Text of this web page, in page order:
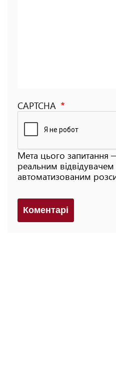
CAPTCHA
Мета цього
реальним відвідувачем
автоматизованим
Коментарi